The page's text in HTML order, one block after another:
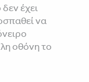
έχει
να
οθόνη το